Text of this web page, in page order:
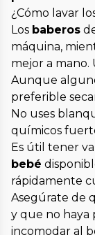
¿Cómo lavar
Los baberos
máquina,
mejor a mano.
Aunque
preferible
No uses
químicos
Es útil tener
bebé
rápidamente
Asegúrate de
y que no haya
incomodar al